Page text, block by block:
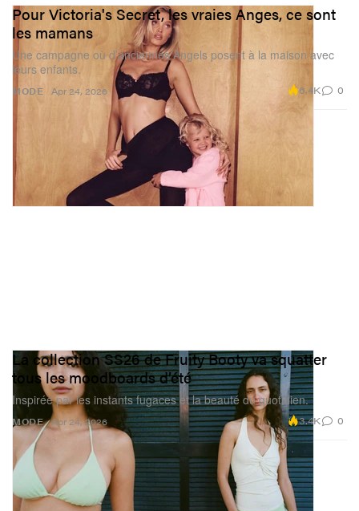
MODE
Pour Victoria's Secret, les vraies Anges, ce sont
les mamans
Une campagne où d’anciennes Angels posent à la maison avec
leurs enfants.
Apr 24, 2026 6.4K 0
MODE
La collection SS26 de Fruity Booty va squatter
tous les moodboards d’été
Inspirée par les instants fugaces et la beauté du quotidien.
Apr 24, 2026 3.4K 0